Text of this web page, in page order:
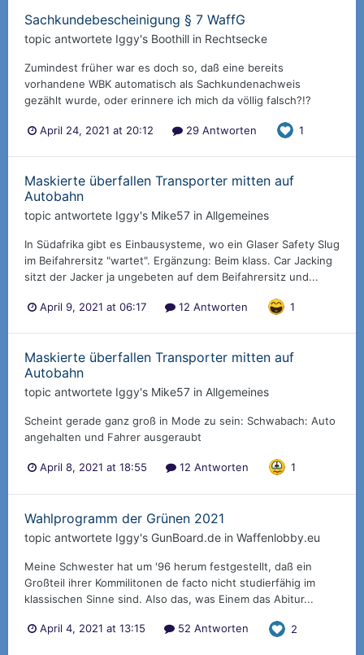
Sachkundebescheinigung § 7 WaffG
topic antwortete Iggy's Boothill in Rechtsecke
Zumindest früher war es doch so, daß eine bereits
vorhandene WBK automatisch als Sachkundenachweis
gezählt wurde, oder erinnere ich mich da völlig falsch?!?
April 24, 2021 at 20:12 29 Antworten 1
Maskierte überfallen Transporter mitten auf
Autobahn
topic antwortete Iggy's Mike57 in Allgemeines
In Südafrika gibt es Einbausysteme, wo ein Glaser Safety Slug
im Beifahrersitz "wartet". Ergänzung: Beim klass. Car Jacking
sitzt der Jacker ja ungebeten auf dem Beifahrersitz und...
April 9, 2021 at 06:17 12 Antworten 1
Maskierte überfallen Transporter mitten auf
Autobahn
topic antwortete Iggy's Mike57 in Allgemeines
Scheint gerade ganz groß in Mode zu sein: Schwabach: Auto
angehalten und Fahrer ausgeraubt
April 8, 2021 at 18:55 12 Antworten 1
Wahlprogramm der Grünen 2021
topic antwortete Iggy's GunBoard.de in Waffenlobby.eu
Meine Schwester hat um '96 herum festgestellt, daß ein
Großteil ihrer Kommilitonen de facto nicht studierfähig im
klassischen Sinne sind. Also das, was Einem das Abitur...
April 4, 2021 at 13:15 52 Antworten 2